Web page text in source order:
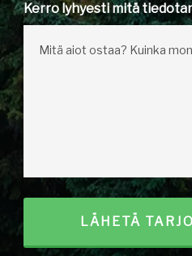
Kerro lyhyesti mitä